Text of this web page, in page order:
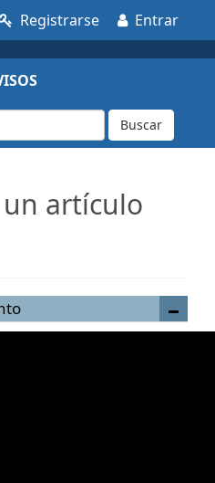
Registrarse Entrar
Buscar
un artículo